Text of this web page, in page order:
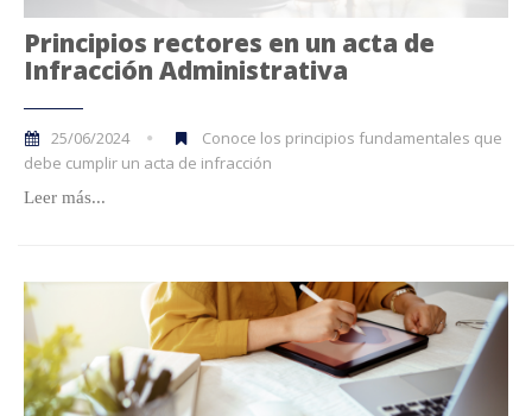
Principios rectores en un acta de
Infracción Administrativa
25/06/2024
Conoce los principios fundamentales que
debe cumplir un acta de infracción
Leer más...